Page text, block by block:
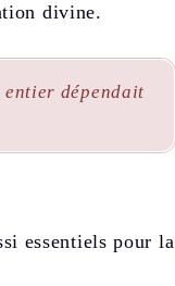
divine.
entier dépendait
essentiels pour la